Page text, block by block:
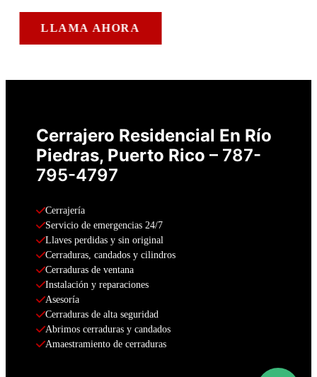
LLAMA AHORA
Cerrajero Residencial En Río
Piedras, Puerto Rico – 787-
795-4797
Cerrajería
Servicio de emergencias 24/7
Llaves perdidas y sin original
Cerraduras, candados y cilindros
Cerraduras de ventana
Instalación y reparaciones
Asesoría
Cerraduras de alta seguridad
Abrimos cerraduras y candados
Amaestramiento de cerraduras